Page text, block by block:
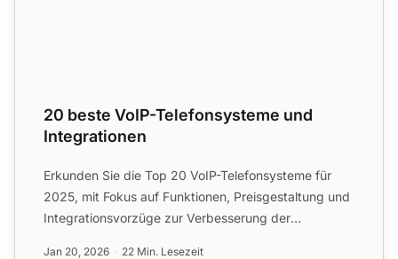
20 beste VoIP-Telefonsysteme und
Integrationen
Erkunden Sie die Top 20 VoIP-Telefonsysteme für
2025, mit Fokus auf Funktionen, Preisgestaltung und
Integrationsvorzüge zur Verbesserung der
Jan 20, 2026 22 Min. Lesezeit